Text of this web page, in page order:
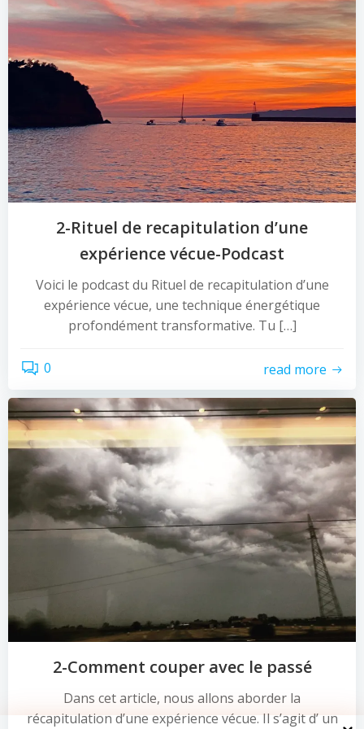
2-Rituel de recapitulation d’une
expérience vécue-Podcast
Voici le podcast du Rituel de recapitulation d’une
expérience vécue, une technique énergétique
profondément transformative. Tu […]
0 read more
2-Comment couper avec le passé
Dans cet article, nous allons aborder la
récapitulation d’une expérience vécue. Il s’agit d’ un